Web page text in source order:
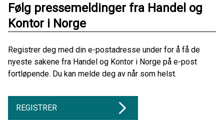
Følg pressemeldinger fra Handel og
Kontor i Norge
Registrer deg med din e-postadresse under for å få de
nyeste sakene fra Handel og Kontor i Norge på e-post
fortløpende. Du kan melde deg av når som helst.
REGISTRER